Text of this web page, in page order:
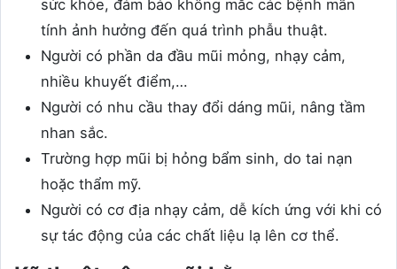
sức khỏe, đảm bảo không mắc các bệnh mãn
tính ảnh hưởng đến quá trình phẫu thuật.
Người có phần da đầu mũi mỏng, nhạy cảm,
nhiều khuyết điểm,…
Người có nhu cầu thay đổi dáng mũi, nâng tầm
nhan sắc.
Trường hợp mũi bị hỏng bẩm sinh, do tai nạn
hoặc thẩm mỹ.
Người có cơ địa nhạy cảm, dễ kích ứng với khi có
sự tác động của các chất liệu lạ lên cơ thể.